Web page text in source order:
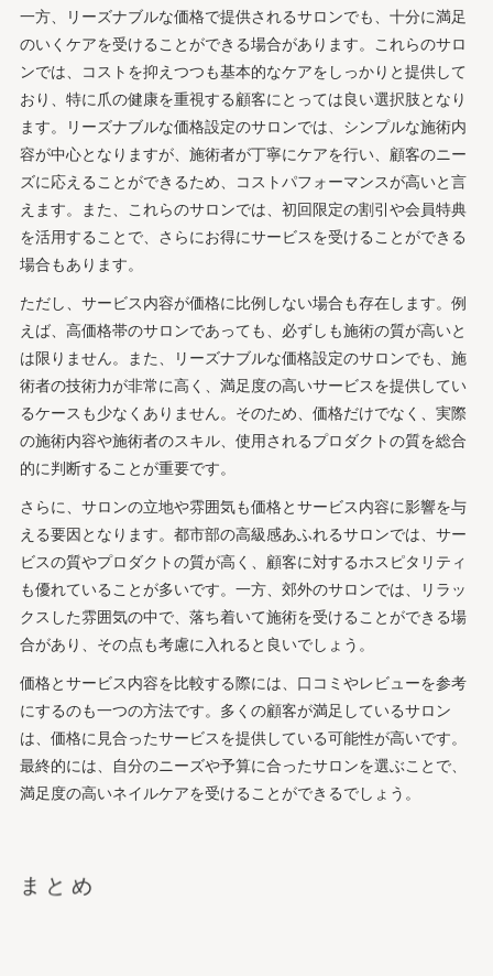
一方、リーズナブルな価格で提供されるサロンでも、十分に満足
のいくケアを受けることができる場合があります。これらのサロ
ンでは、コストを抑えつつも基本的なケアをしっかりと提供して
おり、特に爪の健康を重視する顧客にとっては良い選択肢となり
ます。リーズナブルな価格設定のサロンでは、シンプルな施術内
容が中心となりますが、施術者が丁寧にケアを行い、顧客のニー
ズに応えることができるため、コストパフォーマンスが高いと言
えます。また、これらのサロンでは、初回限定の割引や会員特典
を活用することで、さらにお得にサービスを受けることができる
場合もあります。
ただし、サービス内容が価格に比例しない場合も存在します。例
えば、高価格帯のサロンであっても、必ずしも施術の質が高いと
は限りません。また、リーズナブルな価格設定のサロンでも、施
術者の技術力が非常に高く、満足度の高いサービスを提供してい
るケースも少なくありません。そのため、価格だけでなく、実際
の施術内容や施術者のスキル、使用されるプロダクトの質を総合
的に判断することが重要です。
さらに、サロンの立地や雰囲気も価格とサービス内容に影響を与
える要因となります。都市部の高級感あふれるサロンでは、サー
ビスの質やプロダクトの質が高く、顧客に対するホスピタリティ
も優れていることが多いです。一方、郊外のサロンでは、リラッ
クスした雰囲気の中で、落ち着いて施術を受けることができる場
合があり、その点も考慮に入れると良いでしょう。
価格とサービス内容を比較する際には、口コミやレビューを参考
にするのも一つの方法です。多くの顧客が満足しているサロン
は、価格に見合ったサービスを提供している可能性が高いです。
最終的には、自分のニーズや予算に合ったサロンを選ぶことで、
満足度の高いネイルケアを受けることができるでしょう。
まとめ